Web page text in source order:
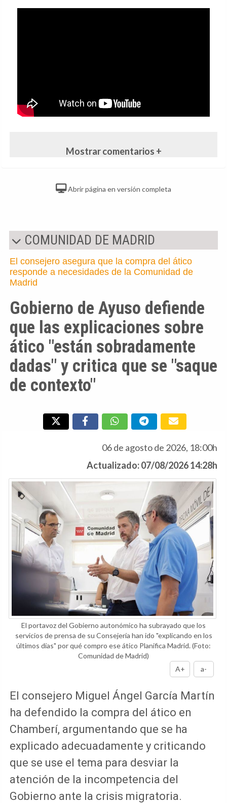
Mostrar comentarios +
Abrir página en versión completa
COMUNIDAD DE MADRID
El consejero asegura que la compra del ático
responde a necesidades de la Comunidad de
Madrid
Gobierno de Ayuso defiende
que las explicaciones sobre
ático "están sobradamente
dadas" y critica que se "saque
de contexto"
06 de agosto de 2026, 18:00h
Actualizado: 07/08/2026 14:28h
El portavoz del Gobierno autonómico ha subrayado que los
servicios de prensa de su Consejería han ido "explicando en los
últimos días" por qué compro ese ático Planifica Madrid.(Foto:
Comunidad de Madrid)
A+
a-
El consejero Miguel Ángel García Martín
ha defendido la compra del ático en
Chamberí, argumentando que se ha
explicado adecuadamente y criticando
que se use el tema para desviar la
atención de la incompetencia del
Gobierno ante la crisis migratoria.